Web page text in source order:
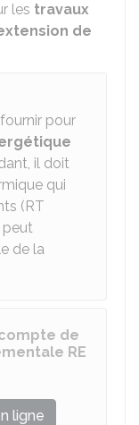
les travaux
de
pour
il doit
qui
(RT
peut
de la
de
RE
ligne